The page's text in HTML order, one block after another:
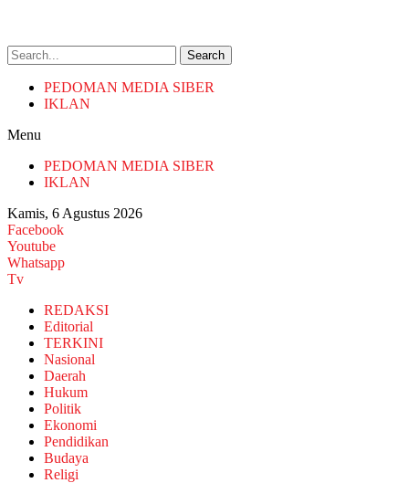
Search
PEDOMAN MEDIA SIBER
IKLAN
Menu
PEDOMAN MEDIA SIBER
IKLAN
Kamis, 6 Agustus 2026
Facebook
Youtube
Whatsapp
Tv
REDAKSI
Editorial
TERKINI
Nasional
Daerah
Hukum
Politik
Ekonomi
Pendidikan
Budaya
Religi